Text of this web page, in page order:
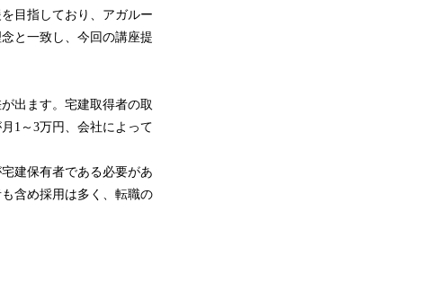
目指しており、アガルー
と一致し、今回の講座提
出ます。宅建取得者の取
1～3万円、会社によって
建保有者である必要があ
含め採用は多く、転職の